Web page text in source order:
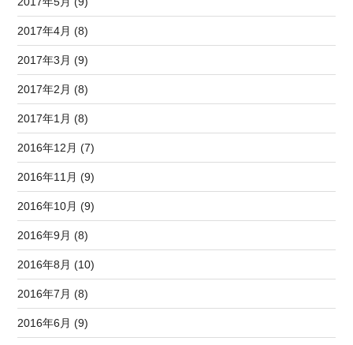
2017年4月 (8)
2017年3月 (9)
2017年2月 (8)
2017年1月 (8)
2016年12月 (7)
2016年11月 (9)
2016年10月 (9)
2016年9月 (8)
2016年8月 (10)
2016年7月 (8)
2016年6月 (9)